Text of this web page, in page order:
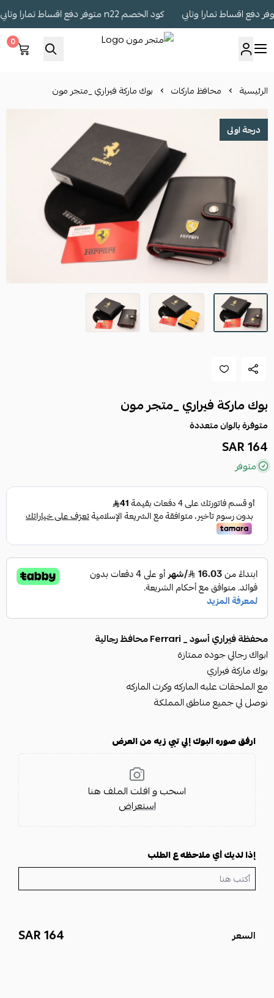
كود الخصم n22 متوفر دفع اقساط تمارا وتابي
0
الرئيسية محافظ ماركات بوك ماركة فيراري _متجر مون
درجة اولى
بوك ماركة فيراري _متجر مون
متوفرة بالوان متعددة
164 SAR
متوفر
محفظة فيراري أسود _ Ferrari محافظ رجالية
ابواك رجالي جوده ممتازة
بوك ماركة فيراري
مع الملحقات علبه الماركه وكرت الماركه
نوصل لي جميع مناطق المملكة
ارفق صوره البوك إلي تبي زيه من العرض
اسحب و افلت الملف هنا
استعراض
إذا لديك أي ملاحظه ع الطلب
السعر 164 SAR